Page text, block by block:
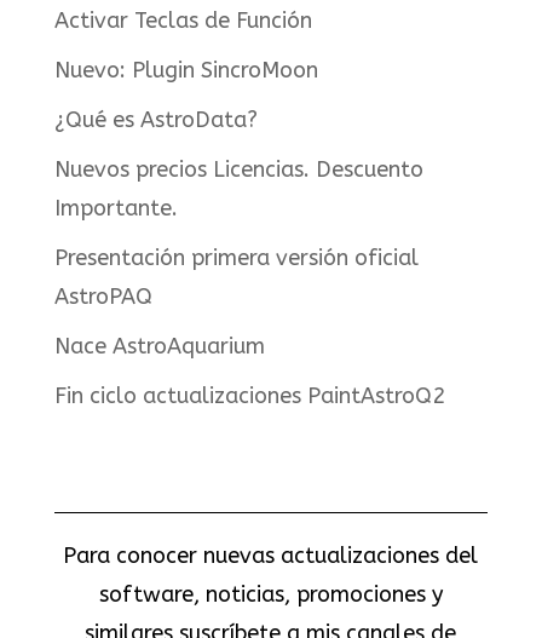
Activar Teclas de Función
Nuevo: Plugin SincroMoon
¿Qué es AstroData?
Nuevos precios Licencias. Descuento
Importante.
Presentación primera versión oficial
AstroPAQ
Nace AstroAquarium
Fin ciclo actualizaciones PaintAstroQ2
Para conocer nuevas actualizaciones del
software, noticias, promociones y